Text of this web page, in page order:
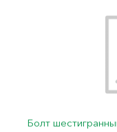
Болт